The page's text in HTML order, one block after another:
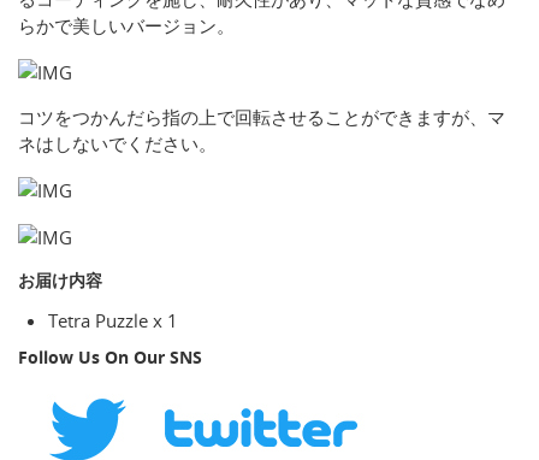
らかで美しいバージョン。
コツをつかんだら指の上で回転させることができますが、マ
ネはしないでください。
お届け内容
Tetra Puzzle x 1
Follow Us On Our SNS